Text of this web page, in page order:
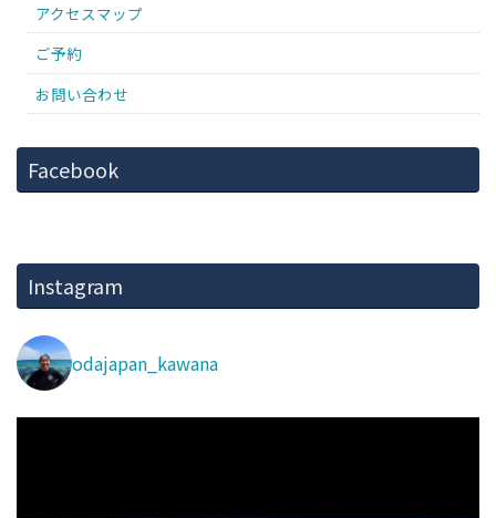
アクセスマップ
ご予約
お問い合わせ
Facebook
Instagram
odajapan_kawana